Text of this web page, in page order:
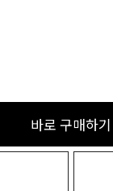
바로 구매하기